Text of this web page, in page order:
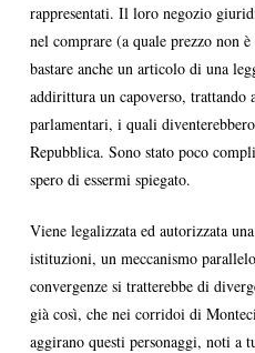
rappresentati. Il loro negozio
nel comprare (a quale prezzo non
bastare anche un articolo di una
addirittura un capoverso,
parlamentari, i quali
Repubblica. Sono stato poco
spero di essermi spiegato.
Viene legalizzata ed autorizzata
istituzioni, un meccanismo
convergenze si tratterebbe di
già così, che nei corridoi di
aggirano questi personaggi, noti a